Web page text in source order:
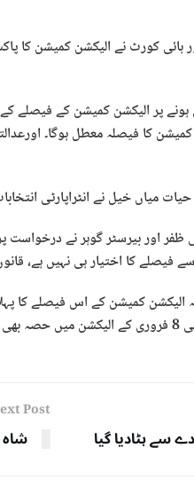
ہائی کورٹ نے الیکشن کمیشن کا
پر الیکشن کمیشن کے فیصلے
کا فیصلہ معطل ہوگا۔
میاں خیل نے انٹراپارٹی
ظفر اور بیرسٹر گوہر نے درخواست
سے فیصلے کا اختیار ہی نہیں ہے،
الیکشن کمیشن کے اس فیصلے کا
گی۔
سے ہٹادیا گیا
Post
شاہ